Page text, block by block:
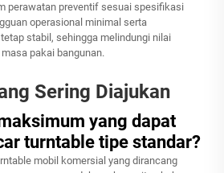
perawatan preventif sesuai spesifikasi
operasional minimal serta
stabil, sehingga melindungi nilai
pakai bangunan.
Sering Diajukan
yang dapat
turntable tipe standar?
mobil komersial yang dirancang